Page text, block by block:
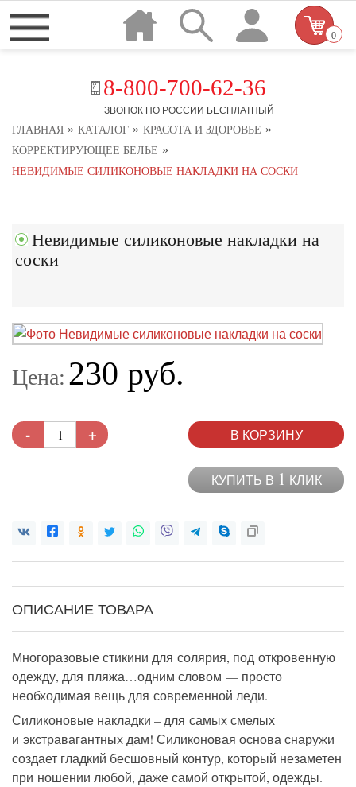
8-800-700-62-36
ЗВОНОК ПО РОССИИ БЕСПЛАТНЫЙ
0
ГЛАВНАЯ » КАТАЛОГ » КРАСОТА И ЗДОРОВЬЕ »
КОРРЕКТИРУЮЩЕЕ БЕЛЬЕ »
НЕВИДИМЫЕ СИЛИКОНОВЫЕ НАКЛАДКИ НА СОСКИ
Невидимые силиконовые накладки на
соски
Цена: 230 руб.
- + В КОРЗИНУ
КУПИТЬ В 1 КЛИК
ОПИСАНИЕ ТОВАРА
Многоразовые стикини для солярия, под откровенную
одежду, для пляжа…одним словом — просто
необходимая вещь для современной леди.
Силиконовые накладки – для самых смелых
и экстравагантных дам! Силиконовая основа снаружи
создает гладкий бесшовный контур, который незаметен
при ношении любой, даже самой открытой, одежды.